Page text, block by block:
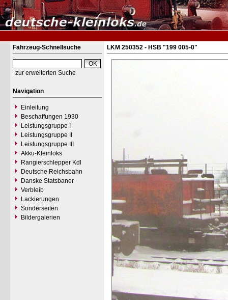
Fahrzeug-Schnellsuche
zur erweiterten Suche
Navigation
Einleitung
Beschaffungen 1930
Leistungsgruppe I
Leistungsgruppe II
Leistungsgruppe III
Akku-Kleinloks
Rangierschlepper Kdl
Deutsche Reichsbahn
Danske Statsbaner
Verbleib
Lackierungen
Sonderseiten
Bildergalerien
LKM 250352 - HSB "199 005-0"